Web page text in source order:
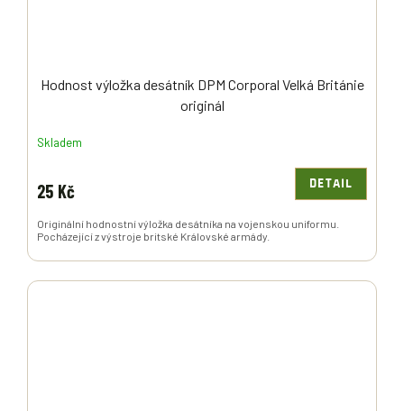
Hodnost výložka desátník DPM Corporal Velká Británie
originál
Skladem
25 Kč DETAIL
Originální hodnostní výložka desátníka na vojenskou uniformu.
Pocházející z výstroje britské Královské armády.